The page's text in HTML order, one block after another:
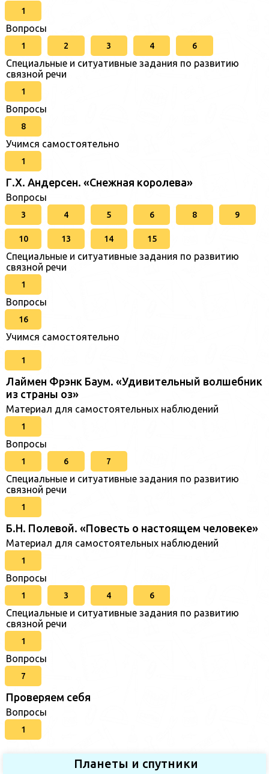
1
Вопросы
1 2 3 4 6
Специальные и ситуативные задания по развитию
связной речи
1
Вопросы
8
Учимся самостоятельно
1
Г.Х. Андерсен. «Снежная королева»
Вопросы
3 4 5 6 8 9
10 13 14 15
Специальные и ситуативные задания по развитию
связной речи
1
Вопросы
16
Учимся самостоятельно
1
Лаймен Фрэнк Баум. «Удивительный волшебник
из страны оз»
Материал для самостоятельных наблюдений
1
Вопросы
1 6 7
Специальные и ситуативные задания по развитию
связной речи
1
Б.Н. Полевой. «Повесть о настоящем человеке»
Материал для самостоятельных наблюдений
1
Вопросы
1 3 4 6
Специальные и ситуативные задания по развитию
связной речи
1
Вопросы
7
Проверяем себя
Вопросы
1
Планеты и спутники